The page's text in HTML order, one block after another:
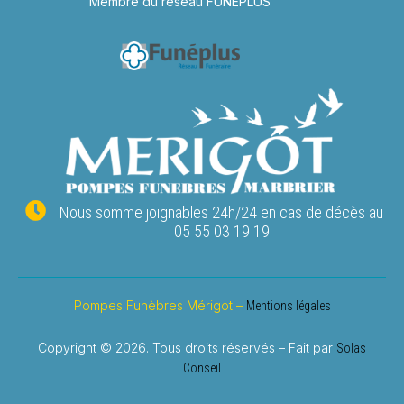
Nous somme joignables 24h/24 en cas de décès au
05 55 03 19 19
Pompes Funèbres Mérigot – Mentions légales
Copyright © 2026. Tous droits réservés – Fait par Solas
Conseil